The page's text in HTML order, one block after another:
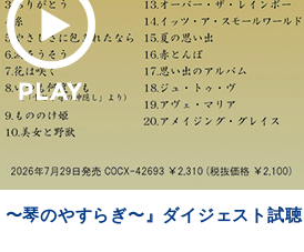
琴のやすらぎ〜』ダイジェスト試聴